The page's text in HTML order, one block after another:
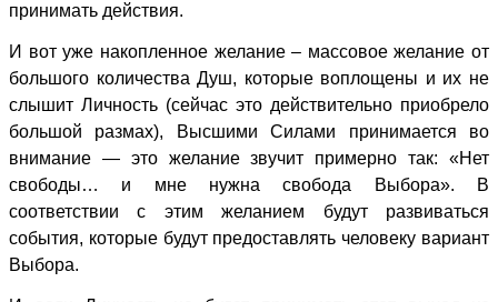
принимать действия.
И вот уже накопленное желание – массовое желание от
большого количества Душ, которые воплощены и их не
слышит Личность (сейчас это действительно приобрело
большой размах), Высшими Силами принимается во
внимание — это желание звучит примерно так: «Нет
свободы… и мне нужна свобода Выбора». В
соответствии с этим желанием будут развиваться
события, которые будут предоставлять человеку вариант
Выбора.